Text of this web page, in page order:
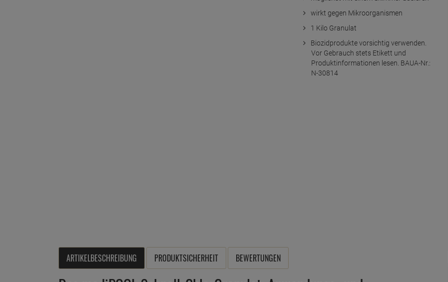
wirkt gegen Mikroorganismen
1 Kilo Granulat
Biozidprodukte vorsichtig verwenden.
Vor Gebrauch stets Etikett und
Produktinformationen lesen. BAUA-Nr.:
N-30814
ARTIKELBESCHREIBUNG PRODUKTSICHERHEIT BEWERTUNGEN